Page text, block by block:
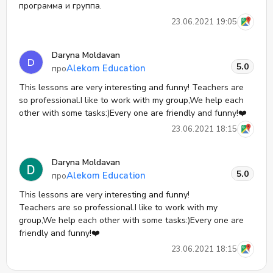
23.06.2021 19:05
программа и группа.
D
Daryna Moldavan
проAlekom Education
23.06.2021 18:15
5.0
This lessons are very interesting and funny! Teachers are
so professional.I like to work with my group,We help each
other with some tasks:)Every one are friendly and funny!❤️
Daryna Moldavan
проAlekom Education
23.06.2021 18:15
5.0
This lessons are very interesting and funny!
Teachers are so professional.I like to work with my
group,We help each other with some tasks:)Every one are
friendly and funny!❤️